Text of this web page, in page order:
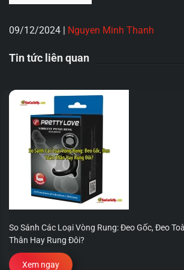
09/12/2024 | Nguyen Minh Thanh
Tin tức liên quan
So Sánh Các Loại Vòng Rung: Đeo Gốc, Đeo
Thân Hay Rung Đôi?
Xem ngay